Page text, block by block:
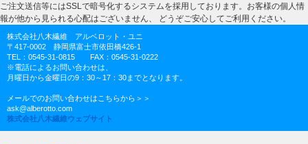
ご注文送信等にはSSLで暗号化するシステムを採用しております。お客様の個人情
報が他から見られる心配はございません、 どうぞご安心してご利用ください。
株式会社八木繊維 アルベロット・ユニ
〒417-0002 静岡県富士市依田橋426-1
TEL：0545-31-0815 FAX：0545-31-0222
※電話によるお問い合わせは、
月曜日から金曜日の9：30～17：30までとなります。
メールでのお問い合わせはこちらから＞＞
ask@alberotto.com
株式会社八木繊維ウェブサイト